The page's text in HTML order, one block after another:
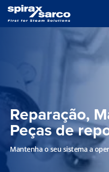
Reparação,
Peças de
Mantenha o seu sistema a